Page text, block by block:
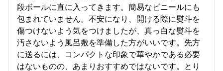
段ボールに直に入ってきます。簡易なビニールにも
包まれていません。不安になり、開ける際に熨斗を
傷つけないよう気をつけましたが、真っ白な熨斗を
汚さないよう風呂敷を準備した方がいいです。先方
に送るには、コンパクトな印象で華やかである必要
はないものの、あまりおすすめではないです。とり